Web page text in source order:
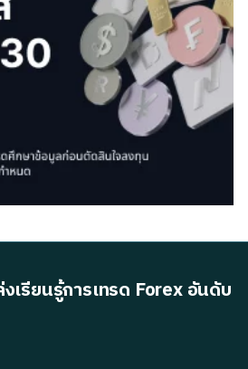
เรียนรู้การเทรด Forex อันดับ